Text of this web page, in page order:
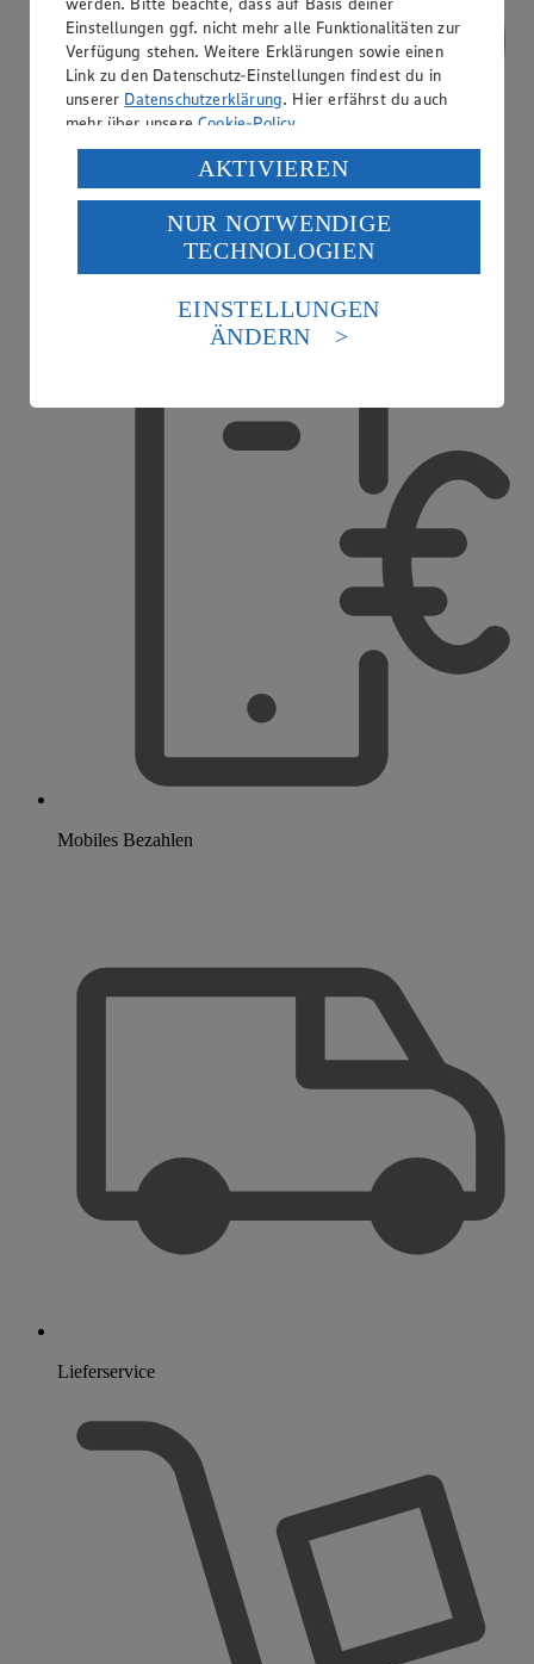
Mobiles Bezahlen
Lieferservice
Einstellungen ggf. nicht mehr alle Funktionalitäten zur
Verfügung stehen. Weitere Erklärungen sowie einen
Link zu den Datenschutz-Einstellungen findest du in
unserer Datenschutzerklärung. Hier erfährst du auch
mehr über unsereCookie-Policy.
Verarbeitung deiner personenbezogenen Daten in den
USA durch Facebook und YouTube:
Wenn du auf „Aktivieren“ klickst, willigst du im Sinne
des Art. 49 Abs. 1 Satz 1 lit. a) DSGVO ein, dass deine
Daten in den USA verarbeitet werden. Der EuGH sieht
die USA als Land mit einem nach europäischen
Standards nicht angemessenen Datenschutzniveau an.
Es besteht das Risiko eines Zugriffs durch US-
Informationen zum Herausgeber der Seite findest du
AKTIVIEREN
NUR NOTWENDIGE
TECHNOLOGIEN
EINSTELLUNGEN
ÄNDERN